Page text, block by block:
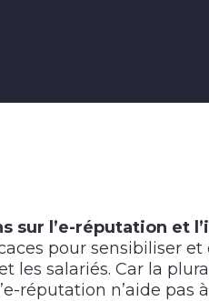
sur l’e-réputation et
pour sensibiliser
les salariés. Car la
réputation n’aide pas